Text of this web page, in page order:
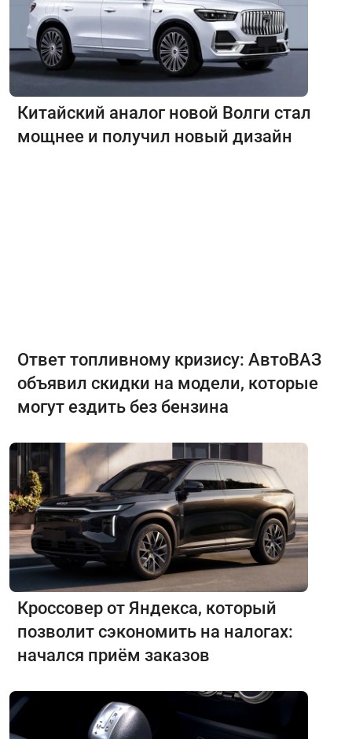
Китайский аналог новой Волги стал
мощнее и получил новый дизайн
Ответ топливному кризису: АвтоВАЗ
объявил скидки на модели, которые
могут ездить без бензина
Кроссовер от Яндекса, который
позволит сэкономить на налогах:
начался приём заказов